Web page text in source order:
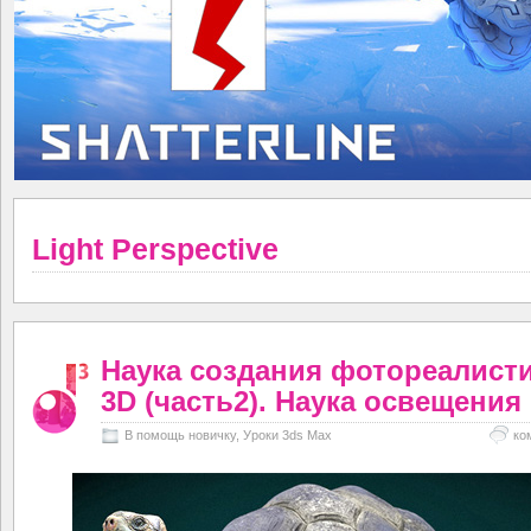
Light Perspective
Наука создания
3D (часть2). Наука освещения
В помощь новичку, Уроки 3ds Max